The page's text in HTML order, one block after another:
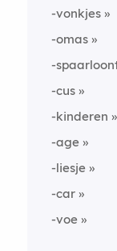
-vonkjes
-omas
-
-cus
-kinderen
-age
-liesje
-car
-voe